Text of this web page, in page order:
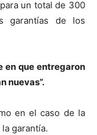
un total de 300
garantías de los
en que entregaron
nuevas”.
en el caso de la
garantía.